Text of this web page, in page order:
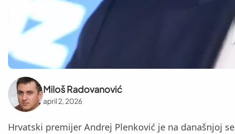
Miloš Radovanović
april 2, 2026
Hrvatski premijer Andrej Plenković je na današnjoj